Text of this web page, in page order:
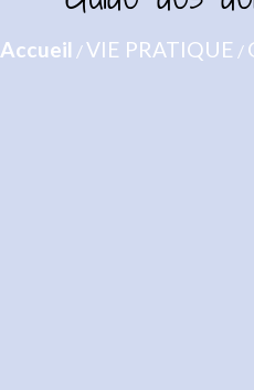
Accueil /VIE PRATIQUE /